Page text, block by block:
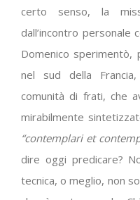
certo senso, la
dall’incontro personale
Domenico sperimentò,
nel sud della
comunità di frati, che
mirabilmente
“contemplari et
dire oggi predicare?
tecnica, o meglio, non